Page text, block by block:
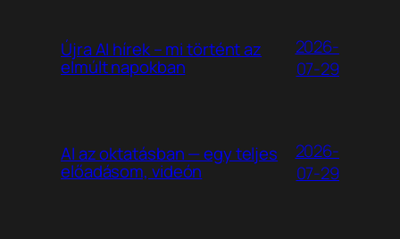
Újra AI hírek – mi történt az
elmúlt napokban
2026-
07-29
AI az oktatásban — egy teljes
előadásom, videón
2026-
07-29